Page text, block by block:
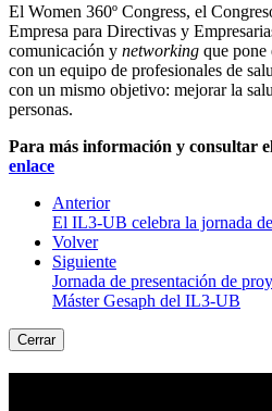
El Women 360º Congress, el
Empresa para Directivas y
comunicación y networking que pone
con un equipo de profesionales de
con un mismo objetivo: mejorar la
personas.
Para más información y consultar
enlace
Anterior
El IL3-UB celebra la jornada
Volver
Siguiente
Jornada de presentación de
Máster Gesaph del IL3-UB
Cerrar